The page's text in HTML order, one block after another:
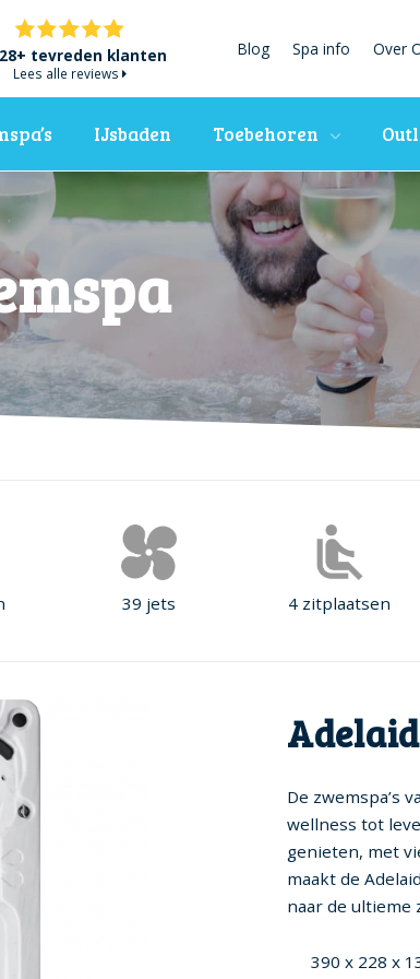
tevreden klanten
Lees alle reviews
Blog Spa info Over
IJsbaden Toebehoren
39 jets 4 zitplaatsen
De zwemspa’s
wellness tot
genieten, met
maakt de
naar de ultieme
390 x 228 x